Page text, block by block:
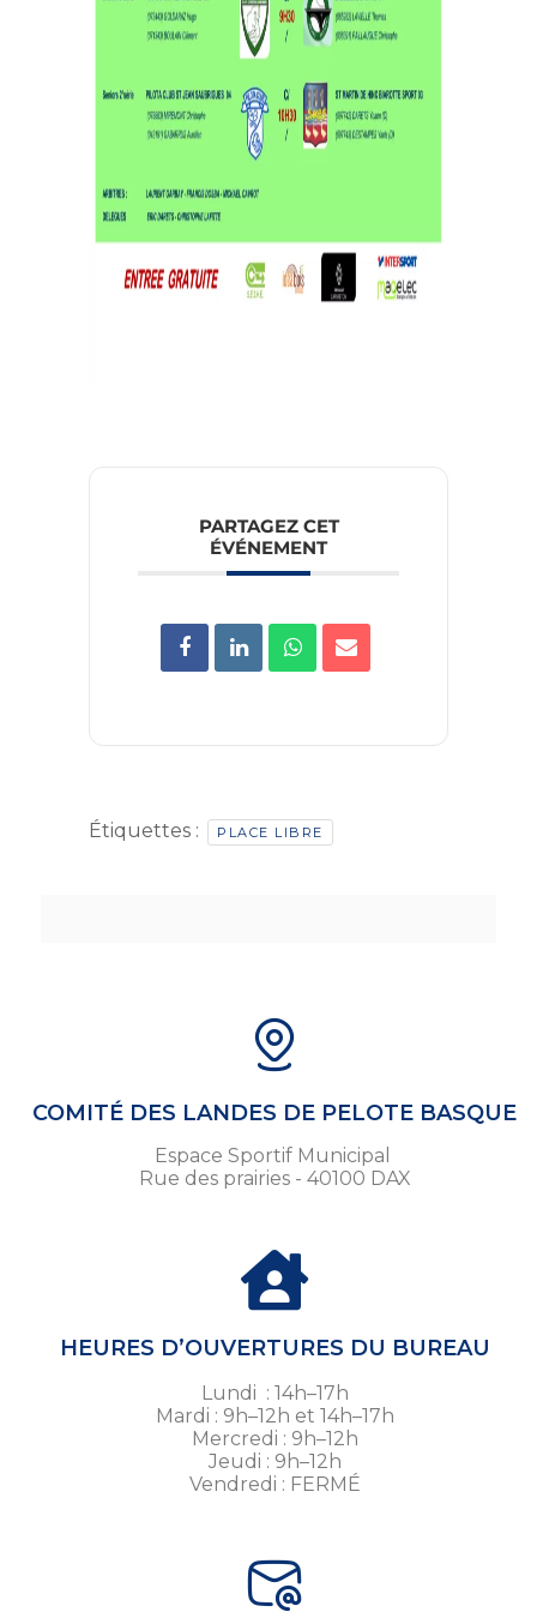
PARTAGEZ CET
ÉVÉNEMENT
Étiquettes : PLACE LIBRE
COMITÉ DES LANDES DE PELOTE BASQUE
Espace Sportif Municipal
Rue des prairies - 40100 DAX
HEURES D’OUVERTURES DU BUREAU
Lundi : 14h–17h
Mardi : 9h–12h et 14h–17h
Mercredi : 9h–12h
Jeudi : 9h–12h
Vendredi : FERMÉ